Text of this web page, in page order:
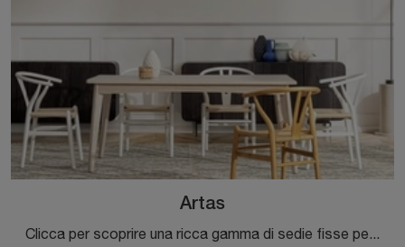
Artas
Clicca per scoprire una ricca gamma di sedie fisse per stanze moderne: il modello Artas di Bizzotto ti aspetta!